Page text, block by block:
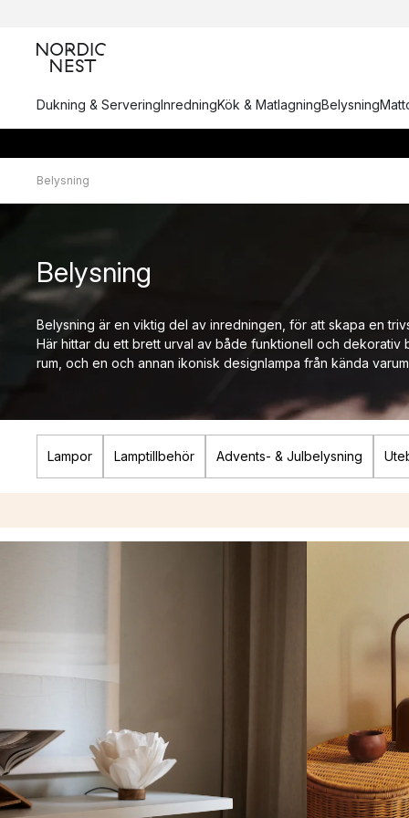
Dukning & ServeringInredningKök & MatlagningBelysning
Belysning
Belysning
Belysning är en viktig del av inredningen, för att skapa en
Här hittar du ett brett urval av både funktionell och dekorativ
rum, och en och annan ikonisk designlampa från kända
Lampor Lamptillbehör Advents- & Julbelysning